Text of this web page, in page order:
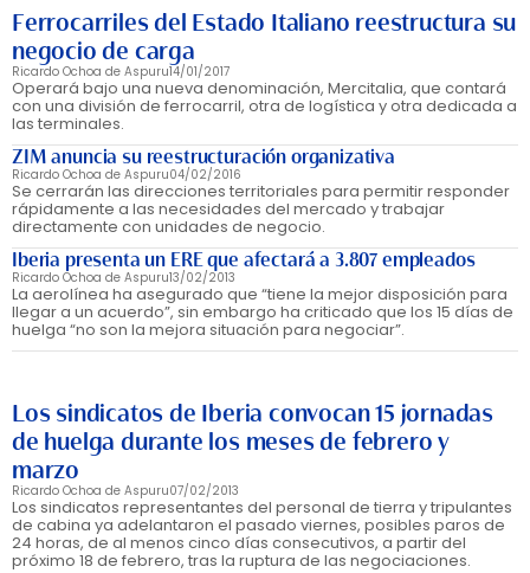
Ferrocarriles del Estado Italiano reestructura su
negocio de carga
Ricardo Ochoa de Aspuru14/01/2017
Operará bajo una nueva denominación, Mercitalia, que contará
con una división de ferrocarril, otra de logística y otra dedicada a
las terminales.
ZIM anuncia su reestructuración organizativa
Ricardo Ochoa de Aspuru04/02/2016
Se cerrarán las direcciones territoriales para permitir responder
rápidamente a las necesidades del mercado y trabajar
directamente con unidades de negocio.
Iberia presenta un ERE que afectará a 3.807 empleados
Ricardo Ochoa de Aspuru13/02/2013
La aerolínea ha asegurado que “tiene la mejor disposición para
llegar a un acuerdo”, sin embargo ha criticado que los 15 días de
huelga “no son la mejora situación para negociar”.
Los sindicatos de Iberia convocan 15 jornadas
de huelga durante los meses de febrero y
marzo
Ricardo Ochoa de Aspuru07/02/2013
Los sindicatos representantes del personal de tierra y tripulantes
de cabina ya adelantaron el pasado viernes, posibles paros de
24 horas, de al menos cinco días consecutivos, a partir del
próximo 18 de febrero, tras la ruptura de las negociaciones.